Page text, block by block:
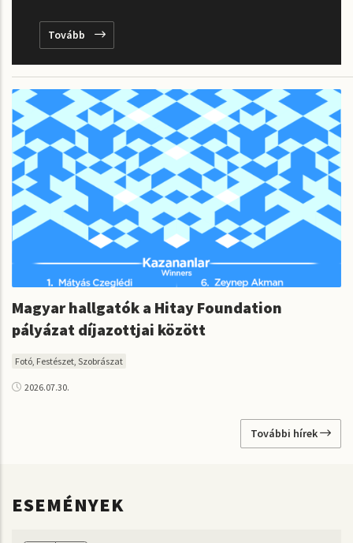
Tovább
Magyar hallgatók a Hitay Foundation
pályázat díjazottjai között
Fotó, Festészet, Szobrászat
2026.07.30.
További hírek
ESEMÉNYEK